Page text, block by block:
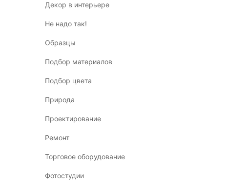
Декор в интерьере
Не надо так!
Образцы
Подбор материалов
Подбор цвета
Природа
Проектирование
Ремонт
Торговое оборудование
Фотостудии